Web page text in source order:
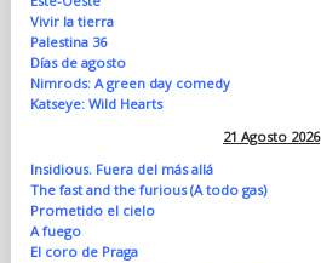
Vivir la tierra
Palestina 36
Días de agosto
Nimrods: A green day comedy
Katseye: Wild Hearts
21 Agosto 2026
Insidious. Fuera del más allá
The fast and the furious (A todo gas)
Prometido el cielo
A fuego
El coro de Praga